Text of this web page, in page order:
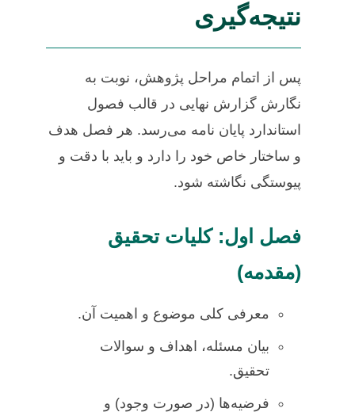
نتیجه‌گیری
پس از اتمام مراحل پژوهش، نوبت به
نگارش گزارش نهایی در قالب فصول
استاندارد پایان نامه می‌رسد. هر فصل هدف
و ساختار خاص خود را دارد و باید با دقت و
پیوستگی نگاشته شود.
فصل اول: کلیات تحقیق
(مقدمه)
معرفی کلی موضوع و اهمیت آن.
بیان مسئله، اهداف و سوالات
تحقیق.
فرضیه‌ها (در صورت وجود) و